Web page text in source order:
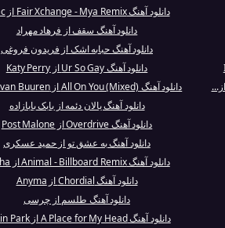
دانلود آهنگ Fair Xchange - Mya Remix از 2Pac
دانلود آهنگ سقف از فرهاد مهراد
دانلود آهنگ حبابه اشک از فریدون فروغی
دانلود آهنگ Ur So Gay از Katy Perry
دانلود آهنگ All On You (Mixed) از Armin van Buuren
دانلود آهنگ یالان دئمه از بابک بابازاده
دانلود آهنگ Overdrive از Post Malone
دانلود آهنگ به عشق تو از حمید عسکری
دانلود آهنگ Animal - Billboard Remix از Kesha
دانلود آهنگ Chordial از Anyma
دانلود آهنگ طلسم از چرسی
دانلود آهنگ A Place for My Head از Linkin Park